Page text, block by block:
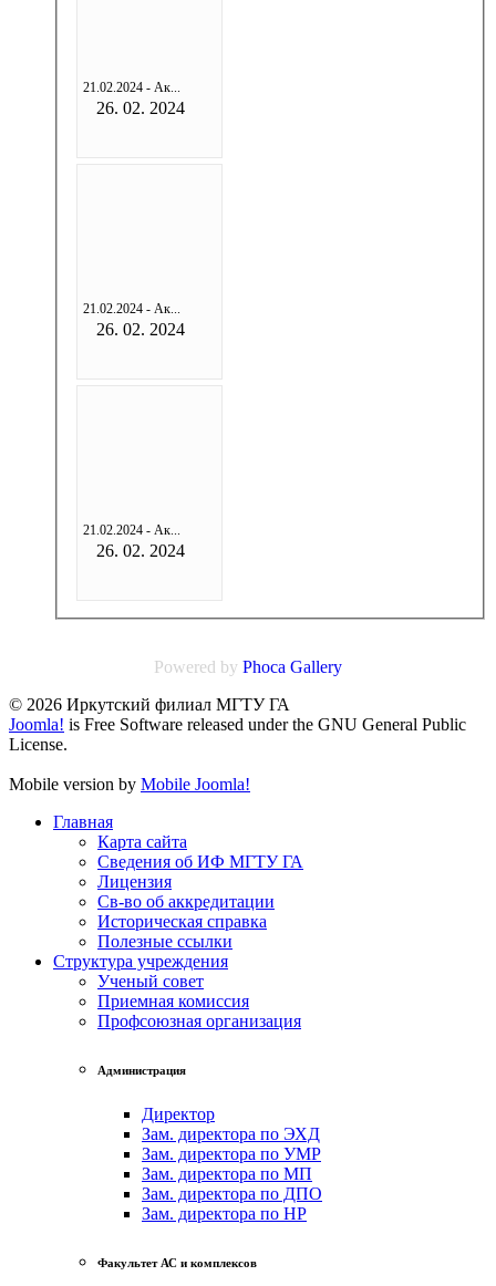
21.02.2024 - Ак...
26. 02. 2024
21.02.2024 - Ак...
26. 02. 2024
21.02.2024 - Ак...
26. 02. 2024
Powered by Phoca Gallery
© 2026 Иркутский филиал МГТУ ГА
Joomla! is Free Software released under the GNU General Public
License.
Mobile version by Mobile Joomla!
Главная
Карта сайта
Сведения об ИФ МГТУ ГА
Лицензия
Св-во об аккредитации
Историческая справка
Полезные ссылки
Структура учреждения
Ученый совет
Приемная комиссия
Профсоюзная организация
Администрация
Директор
Зам. директора по ЭХД
Зам. директора по УМР
Зам. директора по МП
Зам. директора по ДПО
Зам. директора по НР
Факультет АС и комплексов